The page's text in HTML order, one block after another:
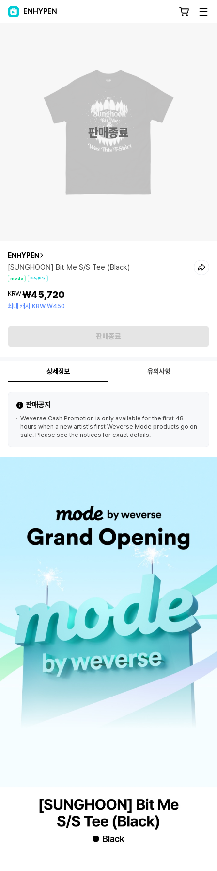
ENHYPEN
판매종료
ENHYPEN
[SUNGHOON] Bit Me S/S Tee (Black)
mode 단독판매
KRW₩45,720
최대 캐시 KRW ₩450
판매종료
상세정보 유의사항
판매공지
Weverse Cash Promotion is only available for the first 48
hours when a new artist's first Weverse Mode products go on
sale. Please see the notices for exact details.